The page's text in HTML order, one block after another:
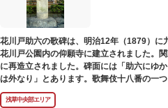
花川戸助六の歌碑は、明治12年（1879）に
花川戸公園内の仰願寺に建立されました。
に再造立されました。碑面には「助六にゆ
は外なり」とあります。歌舞伎十八番の一
えていますが、助六の実像は不明です。
浅草中央部エリア